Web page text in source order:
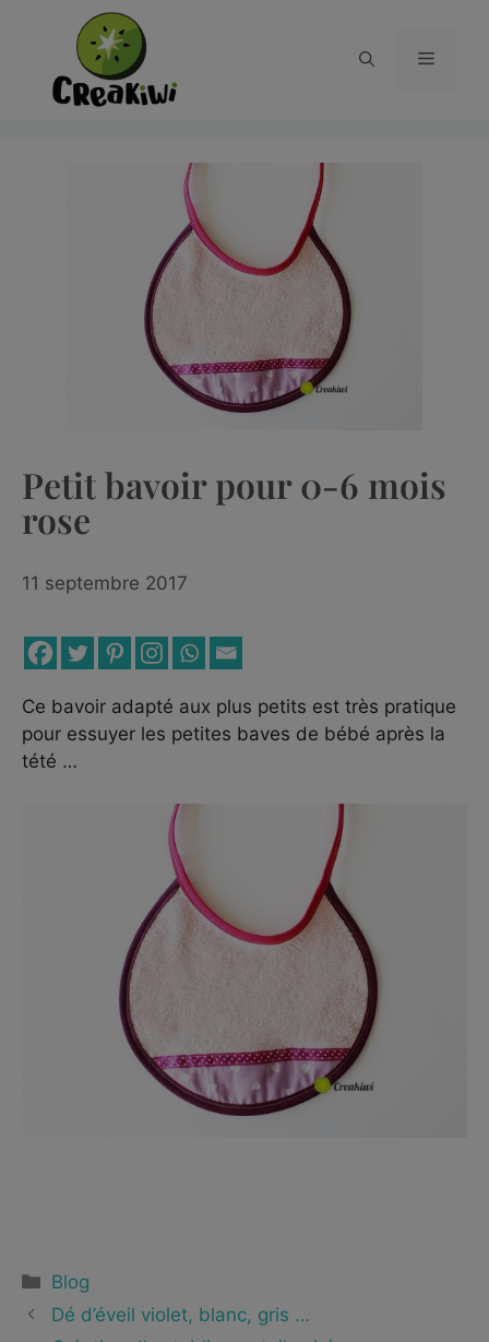
Petit bavoir pour 0-6 mois
rose
11 septembre 2017
Ce bavoir adapté aux plus petits est très pratique
pour essuyer les petites baves de bébé après la
tété …
Blog
Dé d’éveil violet, blanc, gris …